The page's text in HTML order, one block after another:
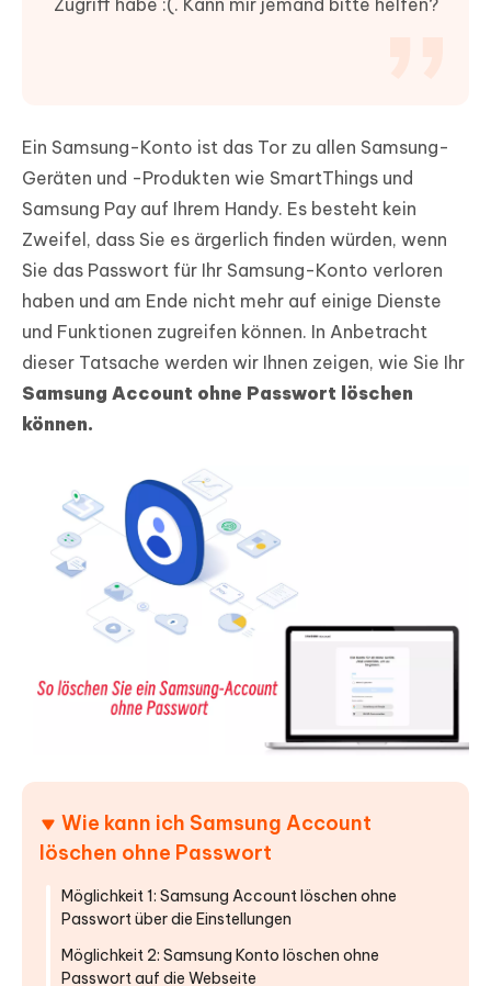
Zugriff habe :(. Kann mir jemand bitte helfen?
Ein Samsung-Konto ist das Tor zu allen Samsung-
Geräten und -Produkten wie SmartThings und
Samsung Pay auf Ihrem Handy. Es besteht kein
Zweifel, dass Sie es ärgerlich finden würden, wenn
Sie das Passwort für Ihr Samsung-Konto verloren
haben und am Ende nicht mehr auf einige Dienste
und Funktionen zugreifen können. In Anbetracht
dieser Tatsache werden wir Ihnen zeigen, wie Sie Ihr
Samsung Account ohne Passwort löschen
können.
Wie kann ich Samsung Account
löschen ohne Passwort
Möglichkeit 1: Samsung Account löschen ohne
Passwort über die Einstellungen
Möglichkeit 2: Samsung Konto löschen ohne
Passwort auf die Webseite